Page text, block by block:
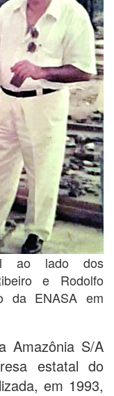
ao lado dos
e Rodolfo
da ENASA em
Amazônia S/A
estatal do
em 1993,